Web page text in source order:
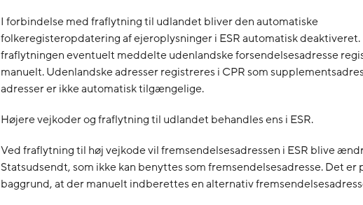
I forbindelse med fraflytning til udlandet bliver den automatiske
folkeregisteropdatering af ejeroplysninger i ESR automatisk deaktiveret.
fraflytningen eventuelt meddelte udenlandske forsendelsesadresse
manuelt. Udenlandske adresser registreres i CPR som
adresser er ikke automatisk tilgængelige.
Højere vejkoder og fraflytning til udlandet behandles ens i ESR.
Ved fraflytning til høj vejkode vil fremsendelsesadressen i ESR blive
Statsudsendt, som ikke kan benyttes som fremsendelsesadresse. Det er
baggrund, at der manuelt indberettes en alternativ